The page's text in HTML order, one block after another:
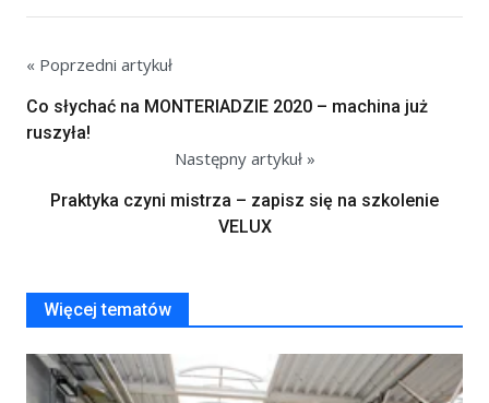
« Poprzedni artykuł
Co słychać na MONTERIADZIE 2020 – machina już
ruszyła!
Następny artykuł »
Praktyka czyni mistrza – zapisz się na szkolenie
VELUX
Więcej tematów